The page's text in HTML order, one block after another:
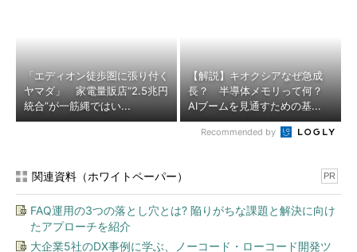
「エディオン徒歩圏に張り付く
ヤマダ」 家電量販店“2.5兆円
統合”が一筋縄ではい...
【解説】キオクシアなぜ急成
長？ 半導体メモリって何？
AIブームを見通すための基...
Recommended by
関連資料（ホワイトペーパー） PR
FAQ運用の3つの落とし穴とは? 陥りがちな課題と解決に向け
たアプローチを紹介
大企業5社のDX事例に学ぶ、ノーコード・ローコード開発ツ